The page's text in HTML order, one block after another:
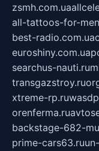
zsmh.com.ua
all-tattoos-for-
best-radio.com.ua
euroshiny.com.ua
searchus-nauti.ru
transgazstroy.ru
xtreme-rp.ru
orenferma.ru
backstage-682-
prime-cars63.ru